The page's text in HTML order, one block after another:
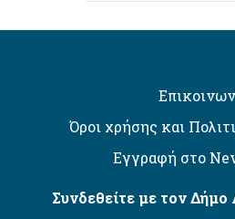
Όροι χρήσης και
Εγγραφή στο
Συνδεθείτε με τον Δήμο